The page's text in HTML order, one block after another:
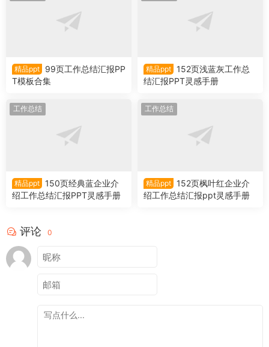
精品ppt
99页工作总结汇报PP
T模板合集
精品ppt
152页浅蓝灰工作总
结汇报PPT灵感手册
工作总结
精品ppt
150页经典蓝企业介
绍工作总结汇报PPT灵感手册
工作总结
精品ppt
152页枫叶红企业介
绍工作总结汇报ppt灵感手册
评论 0